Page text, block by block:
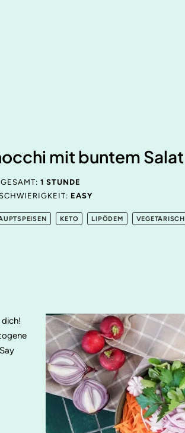
mit buntem Salat
GESAMT:1 STUNDE
EASY
KETO LIPÖDEM VEGETARISCH